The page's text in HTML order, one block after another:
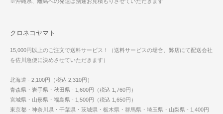
※沖縄県、離島への発送は別途お見積もりさせていただきます
クロネコヤマト
15,000円以上のご注文で送料サービス！（送料サービスの場合、弊店にて配送会社
を佐川急便に決めさせていただきます）
北海道 - 2,100円（税込 2,310円）
青森県・岩手県・秋田県 - 1,600円（税込 1,760円）
宮城県・山形県・福島県 - 1,500円（税込 1,650円）
東京都・神奈川県・千葉県・茨城県・栃木県・群馬県・埼玉県・山梨県 - 1,400円